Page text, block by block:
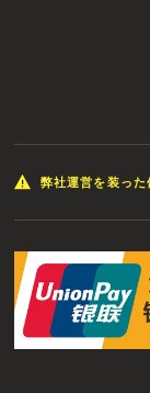
弊社運営を装った